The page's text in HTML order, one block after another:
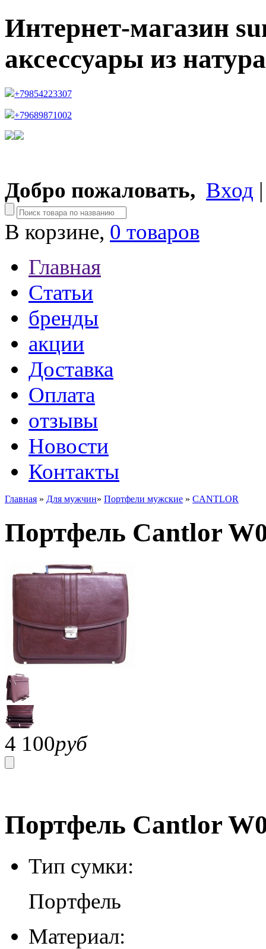
Интернет-магазин
аксессуары из
+79854223307
+79689871002
Добро пожаловать, Вход
В корзине, 0 товаров
Главная
Статьи
бренды
акции
Доставка
Оплата
отзывы
Новости
Контакты
Главная » Для мужчин» Портфели мужские » CANTLOR
Портфель Cantlor
4 100руб
Портфель Cantlor
Тип сумки:
Портфель
Материал: